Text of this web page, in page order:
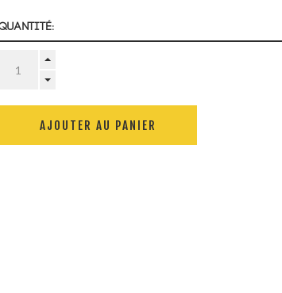
AJOUTER AU PANIER